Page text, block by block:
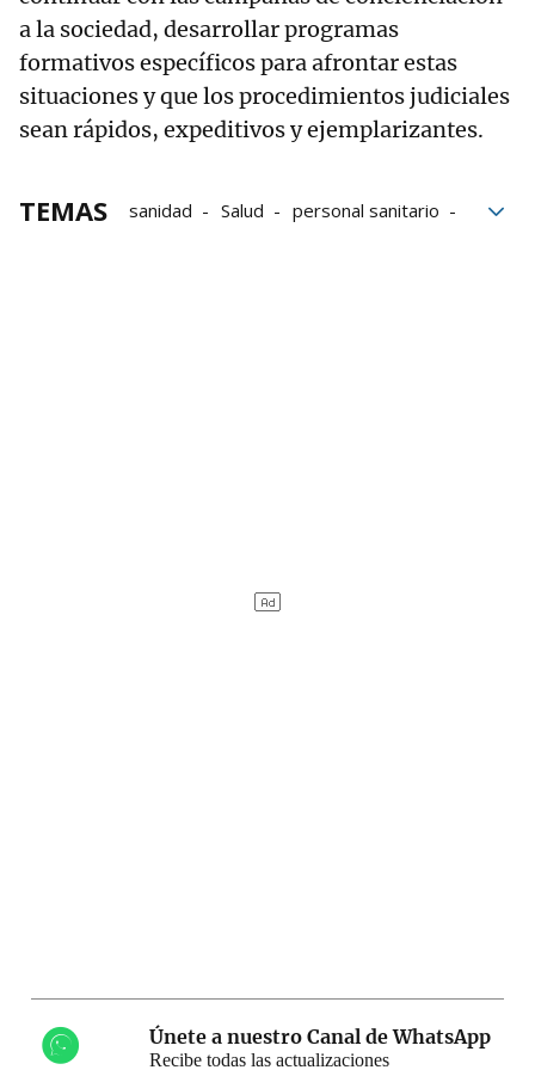
a la sociedad, desarrollar programas
formativos específicos para afrontar estas
situaciones y que los procedimientos judiciales
sean rápidos, expeditivos y ejemplarizantes.
TEMAS sanidad Salud
personal sanitario
Únete a nuestro Canal de WhatsApp
Recibe todas las actualizaciones